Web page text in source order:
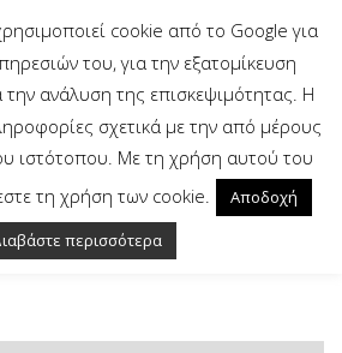
cookie από το Google για
του, για την εξατομίκευση
την ανάλυση της επισκεψιμότητας. Η
σχετικά με την από μέρους
ιστότοπου. Με τη χρήση αυτού του
τη χρήση των cookie.
Αποδοχή
περισσότερα